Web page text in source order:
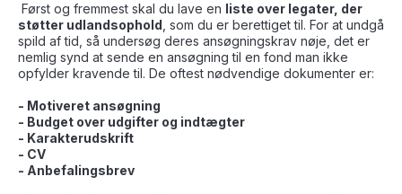
Først og fremmest skal du lave en liste over legater, der
støtter udlandsophold , som du er berettiget til. For at undgå
spild af tid, så undersøg deres ansøgningskrav nøje, det er
nemlig synd at sende en ansøgning til en fond man ikke
opfylder kravende til. De oftest nødvendige dokumenter er:
- Motiveret ansøgning
- Budget over udgifter og indtægter
- Karakterudskrift
- CV
- Anbefalingsbrev